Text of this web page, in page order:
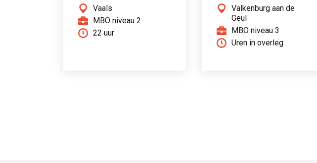
Vaals
MBO niveau 2
22 uur
Valkenburg aan de
Geul
MBO niveau 3
Uren in overleg